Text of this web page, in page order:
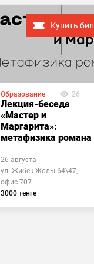
Купить
Образование 26
Лекция-беседа
«Мастер и
Маргарита»:
метафизика романа
26 августа
ул. Жибек Жолы 64\47,
офис 707
3000 тенге